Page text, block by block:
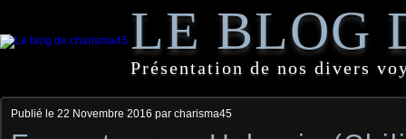
LE BLOG
Présentation de nos divers
Publié le 22 Novembre 2016 par charisma45